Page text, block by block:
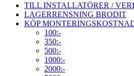
TILL INSTALLATÖRER /
LAGERRENSNING BRODIT
KÖP
100:-
350:-
500:-
1000:-
2000:-